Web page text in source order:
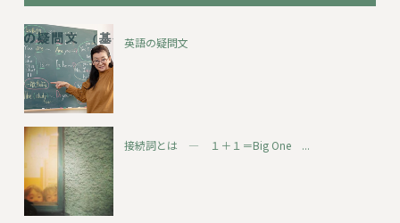
英語の疑問文
接続詞とは ― １＋１＝Big One ...